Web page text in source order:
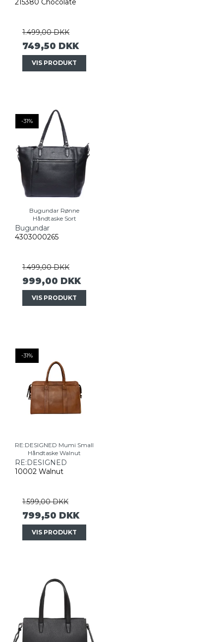
215380 Chocolate
1.499,00 DKK
749,50 DKK
VIS PRODUKT
-31%
Bugundar Rønne
Håndtaske Sort
Bugundar
4303000265
1.499,00 DKK
999,00 DKK
VIS PRODUKT
-31%
RE:DESIGNED Mumi Small
Håndtaske Walnut
RE:DESIGNED
10002 Walnut
1.599,00 DKK
799,50 DKK
VIS PRODUKT